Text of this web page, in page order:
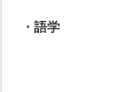
・語学